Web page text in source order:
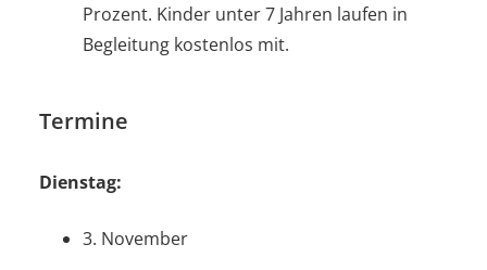
Prozent. Kinder unter 7 Jahren laufen in
Begleitung kostenlos mit.
Termine
Dienstag:
3. November